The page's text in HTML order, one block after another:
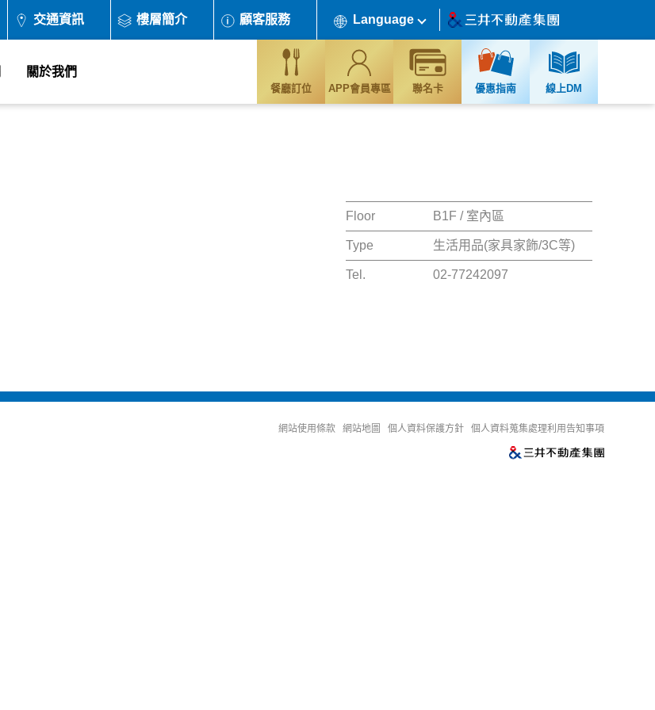
交通資訊 樓層簡介 顧客服務 Language
關於我們
餐廳訂位 APP會員專區 聯名卡 優惠指南 線上DM
Floor B1F / 室內區
Type 生活用品(家具家飾/3C等)
Tel. 02-77242097
網站使用條款 網站地圖 個人資料保護方針 個人資料蒐集處理利用告知事項